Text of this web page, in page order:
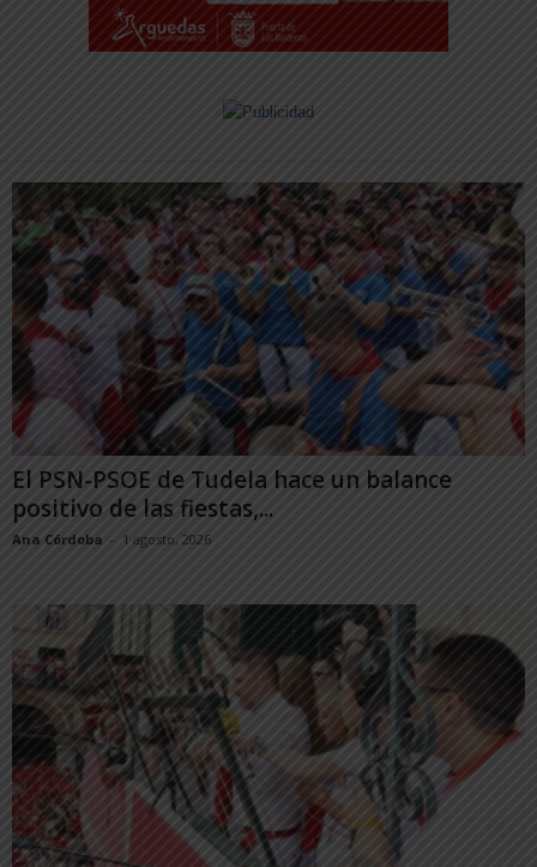
El PSN-PSOE de Tudela hace un balance
positivo de las fiestas,...
Ana Córdoba - 1 agosto, 2026